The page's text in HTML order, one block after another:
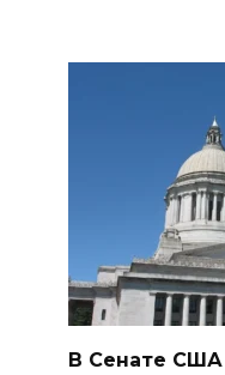
В Сенате США